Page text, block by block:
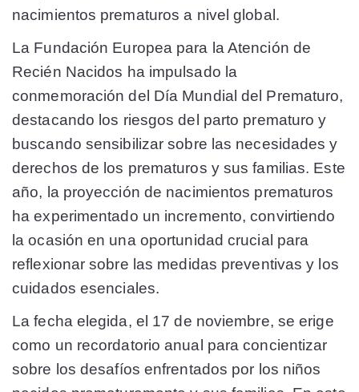
nacimientos prematuros a nivel global.
La Fundación Europea para la Atención de
Recién Nacidos ha impulsado la
conmemoración del Día Mundial del Prematuro,
destacando los riesgos del parto prematuro y
buscando sensibilizar sobre las necesidades y
derechos de los prematuros y sus familias. Este
año, la proyección de nacimientos prematuros
ha experimentado un incremento, convirtiendo
la ocasión en una oportunidad crucial para
reflexionar sobre las medidas preventivas y los
cuidados esenciales.
La fecha elegida, el 17 de noviembre, se erige
como un recordatorio anual para concientizar
sobre los desafíos enfrentados por los niños